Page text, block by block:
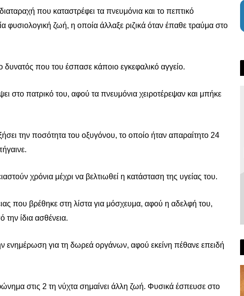
που καταστρέφει τα πνευμόνια και το πεπτικό
φυσιολογική ζωή, η οποία άλλαξε ριζικά όταν έπαθε τραύμα στο
που του έσπασε κάποιο εγκεφαλικό αγγείο.
στο πατρικό του, αφού τα πνευμόνια χειροτέρεψαν και μπήκε
την ποσότητα του οξυγόνου, το οποίο ήταν απαραίτητο 24
χρόνια μέχρι να βελτιωθεί η κατάσταση της υγείας του.
που βρέθηκε στη λίστα για μόσχευμα, αφού η αδελφή του,
την ίδια ασθένεια.
ενημέρωση για τη δωρεά οργάνων, αφού εκείνη πέθανε επειδή
στις 2 τη νύχτα σημαίνει άλλη ζωή. Φυσικά έσπευσε στο